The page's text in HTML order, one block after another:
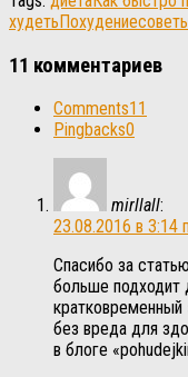
худетьПохудение
11 комментариев
Comments11
Pingbacks0
mirllall:
23.08.2016 в 3:14
Спасибо за
больше подходит
без вреда для
в блоге